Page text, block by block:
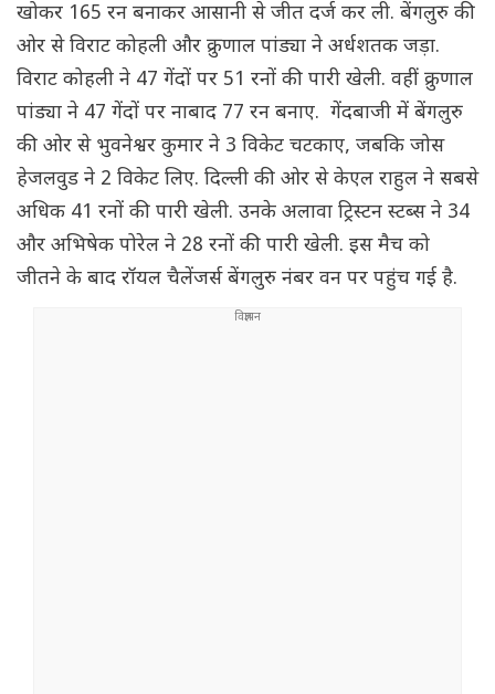
खोकर 165 रन बनाकर आसानी से जीत दर्ज कर ली. बेंगलुरु की
ओर से विराट कोहली और क्रुणाल पांड्या ने अर्धशतक जड़ा.
विराट कोहली ने 47 गेंदों पर 51 रनों की पारी खेली. वहीं क्रुणाल
पांड्या ने 47 गेंदों पर नाबाद 77 रन बनाए. गेंदबाजी में बेंगलुरु
की ओर से भुवनेश्वर कुमार ने 3 विकेट चटकाए, जबकि जोस
हेजलवुड ने 2 विकेट लिए. दिल्ली की ओर से केएल राहुल ने सबसे
अधिक 41 रनों की पारी खेली. उनके अलावा ट्रिस्टन स्टब्स ने 34
और अभिषेक पोरेल ने 28 रनों की पारी खेली. इस मैच को
जीतने के बाद रॉयल चैलेंजर्स बेंगलुरु नंबर वन पर पहुंच गई है.